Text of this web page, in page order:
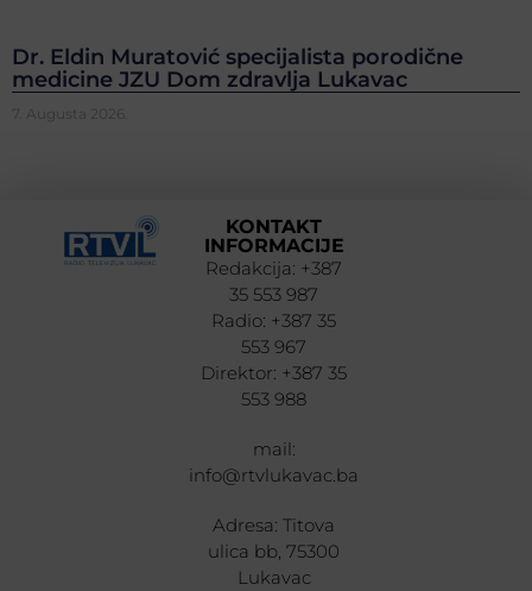
Dr. Eldin Muratović specijalista porodične
medicine JZU Dom zdravlja Lukavac
7. Augusta 2026.
KONTAKT
INFORMACIJE
Redakcija: +387
35 553 987
Radio: +387 35
553 967
Direktor: +387 35
553 988
mail:
info@rtvlukavac.ba
Adresa: Titova
ulica bb, 75300
Lukavac